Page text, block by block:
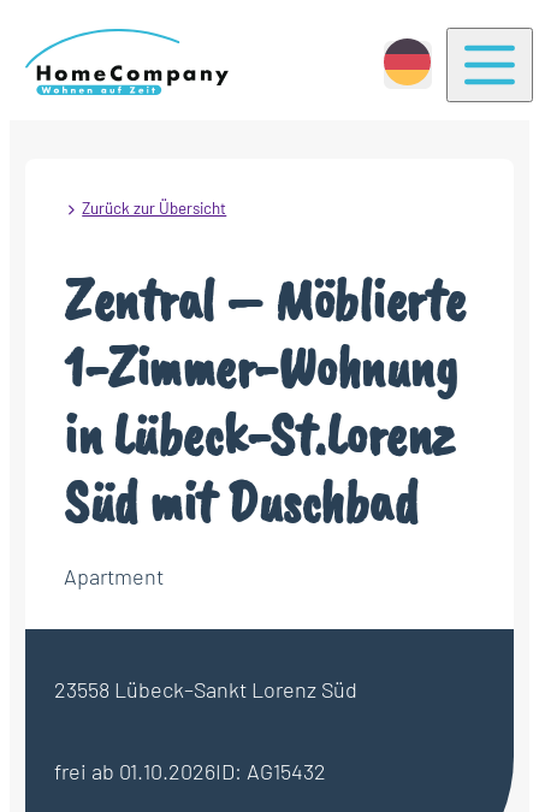
Zurück zur Übersicht
Zentral – Möblierte
1-Zimmer-Wohnung
in Lübeck-St.Lorenz
Süd mit Duschbad
Apartment
23558 Lübeck–Sankt Lorenz Süd
frei ab 01.10.2026ID: AG15432